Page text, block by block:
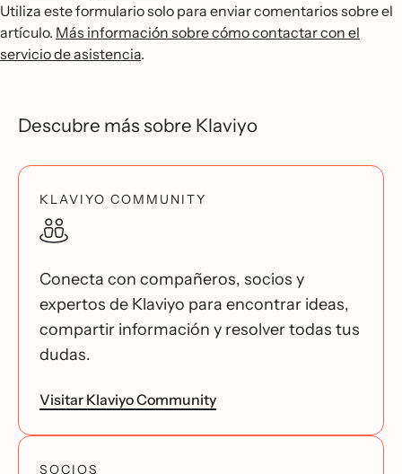
Utiliza este formulario solo para enviar comentarios sobre el
artículo. Más información sobre cómo contactar con el
servicio de asistencia.
Descubre más sobre Klaviyo
KLAVIYO COMMUNITY
Conecta con compañeros, socios y
expertos de Klaviyo para encontrar ideas,
compartir información y resolver todas tus
dudas.
Visitar Klaviyo Community
SOCIOS